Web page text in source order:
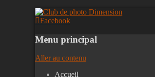
Club de photo Dimension
Facebook
Menu principal
Aller au contenu
Accueil